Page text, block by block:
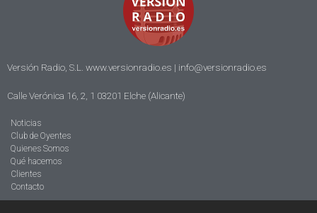
Versión Radio, S.L. www.versionradio.es | info@versionradio.es
Calle Verónica 16, 2, 1 03201 Elche (Alicante)
Noticias
Club de Oyentes
Quienes Somos
Qué hacemos
Clientes
Contacto